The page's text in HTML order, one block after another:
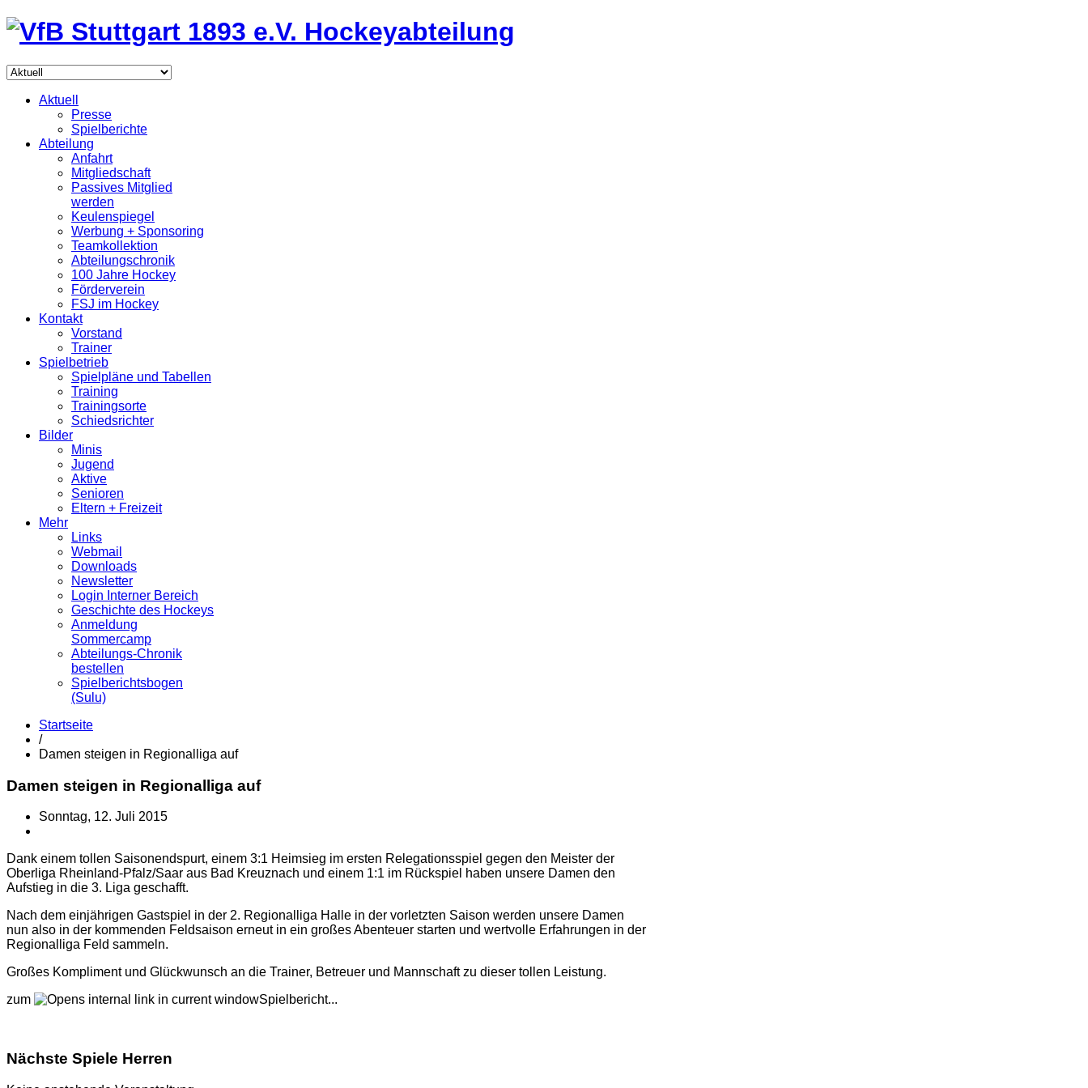
Aktuell
Presse
Spielberichte
Abteilung
Anfahrt
Mitgliedschaft
Passives Mitglied
werden
Keulenspiegel
Werbung + Sponsoring
Teamkollektion
Abteilungschronik
100 Jahre Hockey
Förderverein
FSJ im Hockey
Kontakt
Vorstand
Trainer
Spielbetrieb
Spielpläne und Tabellen
Training
Trainingsorte
Schiedsrichter
Bilder
Minis
Jugend
Aktive
Senioren
Eltern + Freizeit
Mehr
Links
Webmail
Downloads
Newsletter
Login Interner Bereich
Geschichte des Hockeys
Anmeldung
Sommercamp
Abteilungs-Chronik
bestellen
Spielberichtsbogen
(Sulu)
Startseite
/
Damen steigen in Regionalliga auf
Damen steigen in Regionalliga auf
Sonntag, 12. Juli 2015
Dank einem tollen Saisonendspurt, einem 3:1 Heimsieg im ersten Relegationsspiel gegen den Meister der
Oberliga Rheinland-Pfalz/Saar aus Bad Kreuznach und einem 1:1 im Rückspiel haben unsere Damen den
Aufstieg in die 3. Liga geschafft.
Nach dem einjährigen Gastspiel in der 2. Regionalliga Halle in der vorletzten Saison werden unsere Damen
nun also in der kommenden Feldsaison erneut in ein großes Abenteuer starten und wertvolle Erfahrungen in der
Regionalliga Feld sammeln.
Großes Kompliment und Glückwunsch an die Trainer, Betreuer und Mannschaft zu dieser tollen Leistung.
zum
Spielbericht...
Nächste Spiele Herren